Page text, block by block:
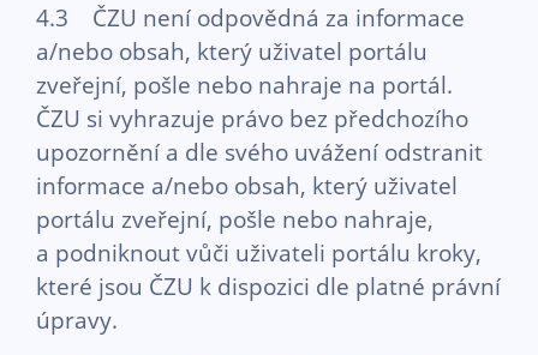
4.3 ČZU není odpovědná za informace
a/nebo obsah, který uživatel portálu
zveřejní, pošle nebo nahraje na portál.
ČZU si vyhrazuje právo bez předchozího
upozornění a dle svého uvážení odstranit
informace a/nebo obsah, který uživatel
portálu zveřejní, pošle nebo nahraje,
a podniknout vůči uživateli portálu kroky,
které jsou ČZU k dispozici dle platné právní
úpravy.